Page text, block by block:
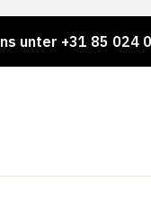
+31 85 024 0044 an.